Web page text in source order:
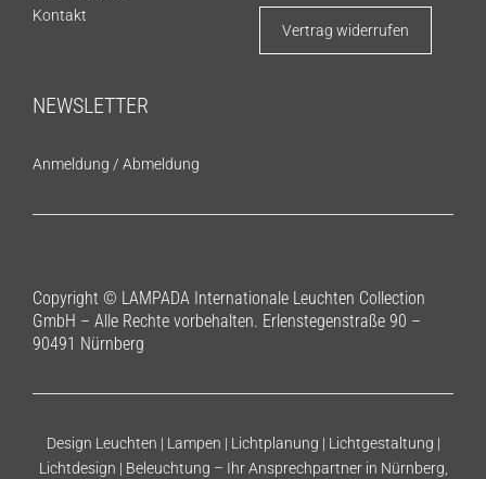
Kontakt
Vertrag widerrufen
NEWSLETTER
Anmeldung / Abmeldung
Copyright © LAMPADA Internationale Leuchten Collection
GmbH – Alle Rechte vorbehalten. Erlenstegenstraße 90 –
90491 Nürnberg
Design Leuchten | Lampen | Lichtplanung | Lichtgestaltung |
Lichtdesign | Beleuchtung – Ihr Ansprechpartner in Nürnberg,